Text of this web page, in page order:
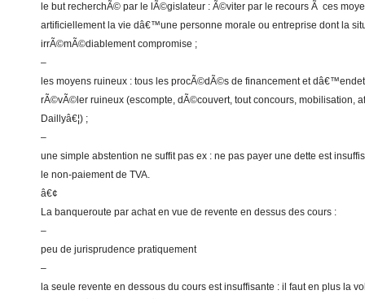
le but recherchÃ© par le lÃ©gislateur : Ã©viter par le recours Ã ces
artificiellement la vie dâ€™une personne morale ou entreprise dont la
irrÃ©mÃ©diablement compromise ;
–
les moyens ruineux : tous les procÃ©dÃ©s de financement et
rÃ©vÃ©ler ruineux (escompte, dÃ©couvert, tout concours, mobilisation,
Daillyâ€¦) ;
–
une simple abstention ne suffit pas ex : ne pas payer une dette est
le non-paiement de TVA.
â€¢
La banqueroute par achat en vue de revente en dessus des cours :
–
peu de jurisprudence pratiquement
–
la seule revente en dessous du cours est insuffisante : il faut en plus la